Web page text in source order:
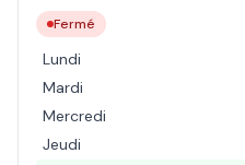
Fermé
Lundi
Mardi
Mercredi
Jeudi